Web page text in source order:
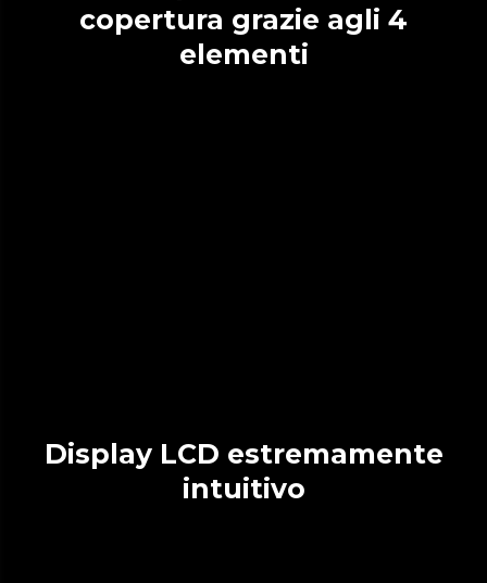
copertura grazie agli 4
elementi
Display LCD estremamente
intuitivo